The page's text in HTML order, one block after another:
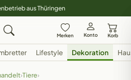
aus Thüringen
Merken Konto Korb
Lifestyle Dekoration
›Tiere›